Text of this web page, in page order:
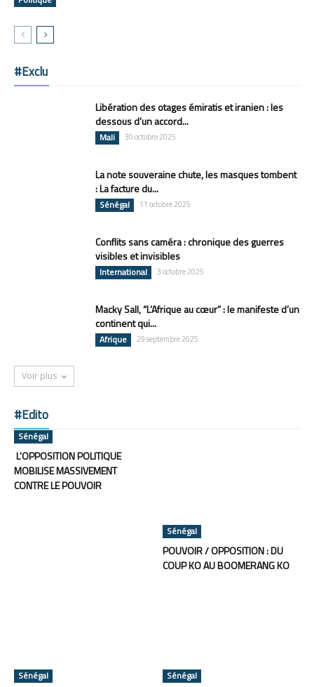
#Exclu
Libération des otages émiratis et iranien : les
dessous d’un accord...
Mali 30 octobre 2025
La note souveraine chute, les masques tombent
: La facture du...
Sénégal 11 octobre 2025
Conflits sans caméra : chronique des guerres
visibles et invisibles
International 3 octobre 2025
Macky Sall, “L’Afrique au cœur” : le manifeste d’un
continent qui...
Afrique 29 septembre 2025
Voir plus
#Edito
Sénégal
L’OPPOSITION POLITIQUE
MOBILISE MASSIVEMENT
CONTRE LE POUVOIR
Sénégal
POUVOIR / OPPOSITION : DU
COUP KO AU BOOMERANG KO
Sénégal Sénégal